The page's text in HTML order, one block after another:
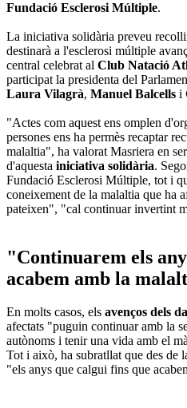
Fundació Esclerosi Múltiple.
La iniciativa solidària preveu
destinarà a l'esclerosi múltiple
central celebrat al Club Natació
participat la presidenta del
Laura Vilagrà, Manuel Balcells i
"Actes com aquest ens omplen
persones ens ha permès recaptar
malaltia", ha valorat Masriera en
d'aquesta iniciativa solidària.
Fundació Esclerosi Múltiple, tot i
coneixement de la malaltia que ha
pateixen", "cal continuar invertint
"Continuarem els
acabem amb la
En molts casos, els avenços dels
afectats "puguin continuar amb la
autònoms i tenir una vida amb el
Tot i això, ha subratllat que des de
"els anys que calgui fins que